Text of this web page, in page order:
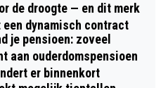
de droogte — en dit merk
een dynamisch contract
je pensioen: zoveel
aan ouderdomspensioen
er binnenkort